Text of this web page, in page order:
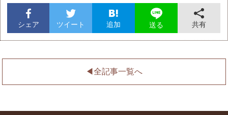
シェア ツイート 追加 送る 共有
◀︎全記事一覧へ